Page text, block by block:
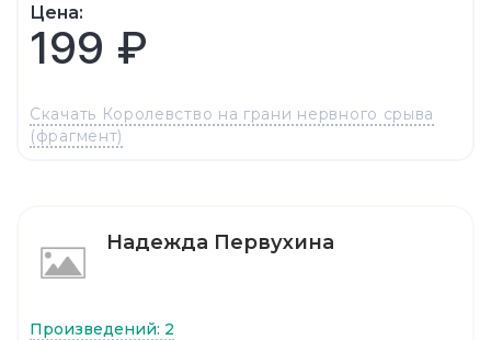
Цена:
199 ₽
Скачать Королевство на грани нервного срыва
(фрагмент)
Надежда Первухина
Произведений: 2